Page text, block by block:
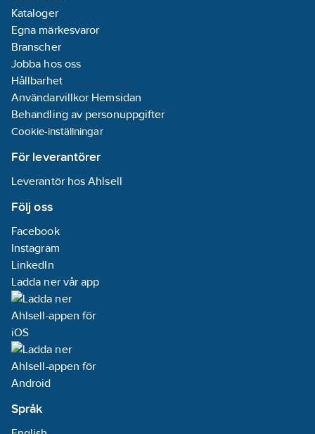
Kataloger
Egna märkesvaror
Branscher
Jobba hos oss
Hållbarhet
Användarvillkor Hemsidan
Behandling av personuppgifter
Cookie-inställningar
För leverantörer
Leverantör hos Ahlsell
Följ oss
Facebook
Instagram
LinkedIn
Ladda ner vår app
Språk